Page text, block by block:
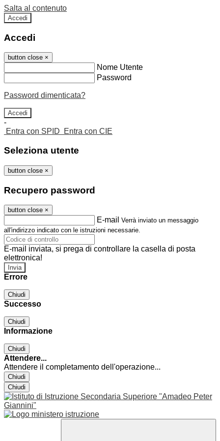
Salta al contenuto
Accedi
Accedi
button close ×
Nome Utente
Password
Password dimenticata?
-
Entra con SPID
Entra con CIE
Seleziona utente
button close ×
Recupero password
button close ×
E-mail Verrà inviato un messaggio
all'indirizzo indicato con le istruzioni necessarie.
E-mail inviata, si prega di controllare la casella di posta
elettronica!
Errore
Chiudi
Successo
Chiudi
Informazione
Chiudi
Attendere...
Attendere il completamento dell'operazione...
Chiudi
Chiudi